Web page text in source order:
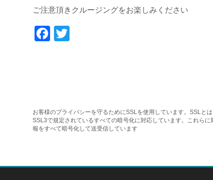
ご注意頂きクルージングをお楽しみください
Facebook
お客様のプライバシーを守るためにSSLを使用しています。SSLと
SSL3で規定されているすべての暗号化に対応しています。これら
報をすべて暗号化して送受信しています